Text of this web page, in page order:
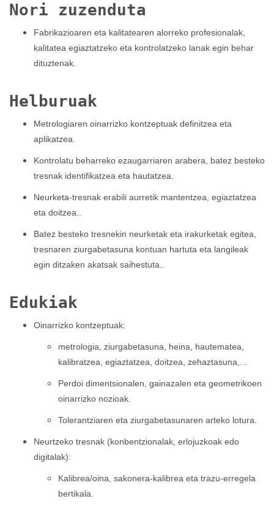
Nori zuzenduta
Fabrikazioaren eta kalitatearen alorreko profesionalak,
kalitatea egiaztatzeko eta kontrolatzeko lanak egin behar
dituztenak.
Helburuak
Metrologiaren oinarrizko kontzeptuak definitzea eta
aplikatzea.
Kontrolatu beharreko ezaugarriaren arabera, batez besteko
tresnak identifikatzea eta hautatzea.
Neurketa-tresnak erabili aurretik mantentzea, egiaztatzea
eta doitzea..
Batez besteko tresnekin neurketak eta irakurketak egitea,
tresnaren ziurgabetasuna kontuan hartuta eta langileak
egin ditzaken akatsak saihestuta..
Edukiak
Oinarrizko kontzeptuak:
metrologia, ziurgabetasuna, heina, hautematea,
kalibratzea, egiaztatzea, doitzea, zehaztasuna,...
Perdoi dimentsionalen, gainazalen eta geometrikoen
oinarrizko nozioak.
Tolerantziaren eta ziurgabetasunaren arteko lotura.
Neurtzeko tresnak (konbentzionalak, erlojuzkoak edo
digitalak):
Kalibrea/oina, sakonera-kalibrea eta trazu-erregela
bertikala.